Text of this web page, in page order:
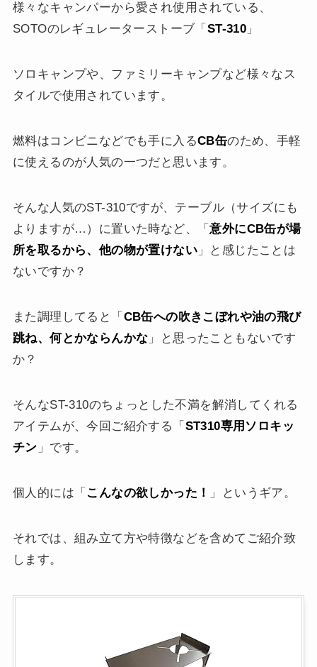
様々なキャンパーから愛され使用されている、
SOTOのレギュレーターストーブ「 ST-310 」
ソロキャンプや、ファミリーキャンプなど様々なス
タイルで使用されています。
燃料はコンビニなどでも手に入るCB缶のため、手軽
に使えるのが人気の一つだと思います。
そんな人気のST-310ですが、テーブル（サイズにも
よりますが…）に置いた時など、「意外にCB缶が場
所を取るから、他の物が置けない」と感じたことは
ないですか？
また調理してると「 CB缶への吹きこぼれや油の飛び
跳ね、何とかならんかな 」と思ったこともないです
か？
そんなST-310のちょっとした不満を解消してくれる
アイテムが、今回ご紹介する「 ST310専用ソロキッ
チン 」です。
個人的には「 こんなの欲しかった！ 」というギア。
それでは、組み立て方や特徴などを含めてご紹介致
します。